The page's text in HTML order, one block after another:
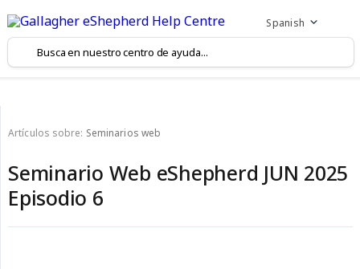
Spanish
Artículos sobre: Seminarios web
Seminario Web eShepherd JUN 2025
Episodio 6